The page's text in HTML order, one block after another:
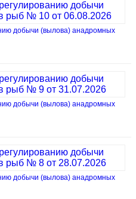
добычи (вылова) анадромных
добычи (вылова) анадромных
добычи (вылова) анадромных